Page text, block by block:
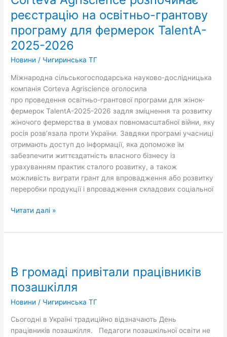
реєстрацію на освітньо-грантову
програму для фермерок TalentA-
2025-2026
Новини / Чигиринська ТГ
Міжнародна сільськогосподарська науково-дослідницька
компанія Corteva Agriscience оголосила
про проведення освітньо-грантової програми для жінок-
фермерок TalentA-2025-2026 задля зміцнення та розвитку
жіночого фермерства в умовах повномасштабної війни, яку
росія розв’язала проти України. Завдяки програмі учасниці
отримають доступ до інформації, яка допоможе їм
забезпечити життєздатність власного бізнесу із
урахуванням практик сталого розвитку, а також
можливість виграти грант для впровадження або розвитку
переробки продукції і впровадження складових соціальної
на
освітньо-
грантову
для
фермерок
TalentA-
2025-
2026
Читати далі »
В громаді привітали працівників
позашкілля
Новини / Чигиринська ТГ
Сьогодні в Україні традиційно відзначають День
працівників позашкілля. Педагоги позашкільної освіти не
привітали
працівників
позашкілля